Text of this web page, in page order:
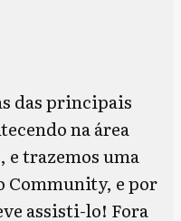
das principais
na área
trazemos uma
Community, e por
assisti-lo! Fora